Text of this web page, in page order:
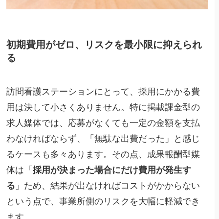
初期費用がゼロ、リスクを最小限に抑えられ
る
訪問看護ステーションにとって、採用にかかる費
用は決して小さくありません。特に掲載課金型の
求人媒体では、応募がなくても一定の金額を支払
わなければならず、「無駄な出費だった」と感じ
るケースも多々あります。その点、成果報酬型媒
体は「採用が決まった場合にだけ費用が発生す
る 」ため、結果が出なければコストがかからない
という点で、事業所側のリスクを大幅に軽減でき